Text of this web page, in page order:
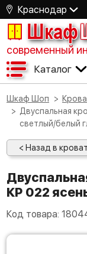
Краснодар
Шкаф
современный
Каталог
Шкаф Шоп
Двуспальная кровать 160х200 Сальма КР 022 ясень
светлый/белый
< Назад в
Двуспальная кровать 160х200 Сальма
КР 022
Код товара: